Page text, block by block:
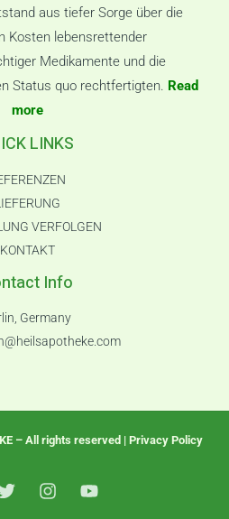
aus tiefer Sorge über die
Kosten lebensrettender
Medikamente und die
Status quo rechtfertigten. Read
more
LINKS
VERFOLGEN
KONTAKT
Info
Germany
– All rights reserved | Privacy Policy